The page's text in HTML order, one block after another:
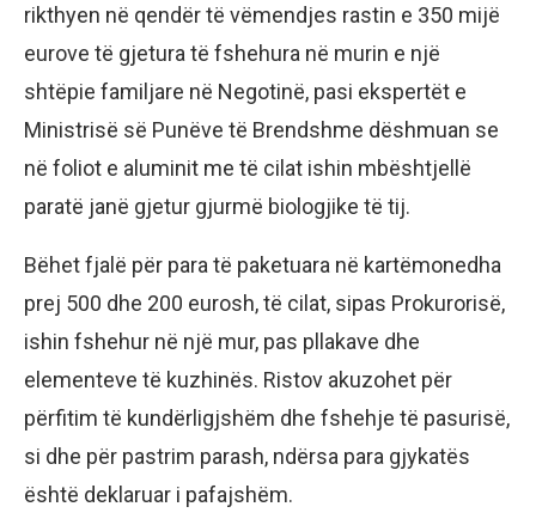
rikthyen në qendër të vëmendjes rastin e 350 mijë
eurove të gjetura të fshehura në murin e një
shtëpie familjare në Negotinë, pasi ekspertët e
Ministrisë së Punëve të Brendshme dëshmuan se
në foliot e aluminit me të cilat ishin mbështjellë
paratë janë gjetur gjurmë biologjike të tij.
Bëhet fjalë për para të paketuara në kartëmonedha
prej 500 dhe 200 eurosh, të cilat, sipas Prokurorisë,
ishin fshehur në një mur, pas pllakave dhe
elementeve të kuzhinës. Ristov akuzohet për
përfitim të kundërligjshëm dhe fshehje të pasurisë,
si dhe për pastrim parash, ndërsa para gjykatës
është deklaruar i pafajshëm.